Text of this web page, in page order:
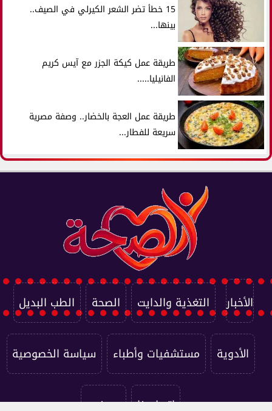
15 خطأ تضر الشعر الكيرلي في الصيف..
بينها...
طريقة عمل كيكة الجزر مع آيس كريم
الفانيليا.....
طريقة عمل العجة بالخضار.. وصفة مصرية
سريعة للفطار...
الأخبار التغذية والدايت الصحة الطب البديل
الأدوية مستشفيات وأطباء سياسة الخصوصية
اتصل بنا من نحن